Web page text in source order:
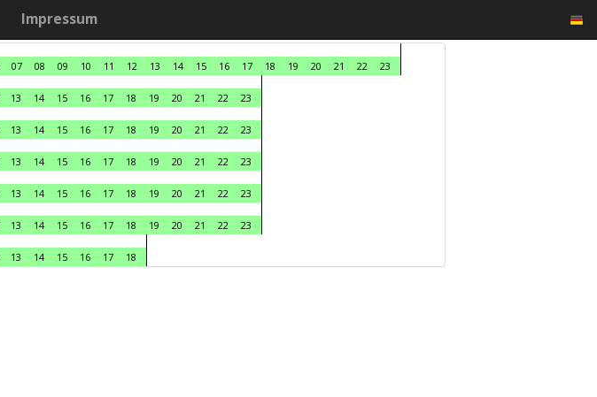
Impressum
07 08 09 10 11 12 13 14 15 16 17 18 19 20 21 22
23
13 14 15 16 17 18 19 20 21 22
23
13 14 15 16 17 18 19 20 21 22
23
13 14 15 16 17 18 19 20 21 22
23
13 14 15 16 17 18 19 20 21 22
23
13 14 15 16 17 18 19 20 21 22
23
13 14 15 16 17 18